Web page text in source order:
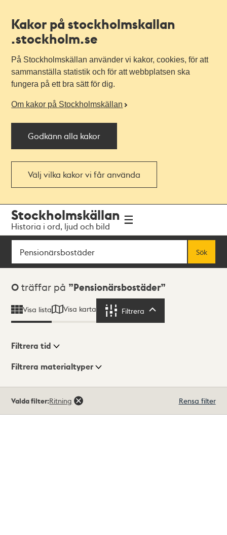
Kakor på stockholmskallan
.stockholm.se
På Stockholmskällan använder vi kakor, cookies, för att
sammanställa statistik och för att webbplatsen ska
fungera på ett bra sätt för dig.
Om kakor på Stockholmskällan
Godkänn alla kakor
Välj vilka kakor vi får använda
navigationen
huvudinnehållet
Stockholmskällan
Historia i ord, ljud och bild
Sök
Sök
Sökresultat
0 träffar på Pensionärsbostäder
Visa lista Visa karta Filtrera
Visningsläge
Filtrera tid
Filtrera materialtyper
träffar
Valda filter:Ritning Rensa filter